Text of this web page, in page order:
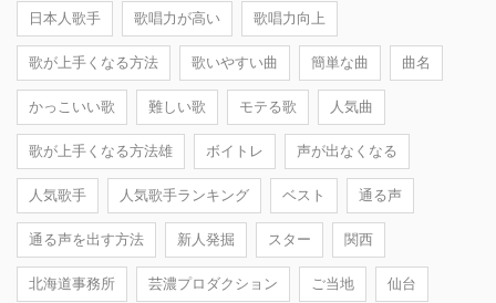
日本人歌手 歌唱力が高い 歌唱力向上
歌が上手くなる方法 歌いやすい曲 簡単な曲 曲名
かっこいい歌 難しい歌 モテる歌 人気曲
歌が上手くなる方法雄 ボイトレ 声が出なくなる
人気歌手 人気歌手ランキング ベスト 通る声
通る声を出す方法 新人発掘 スター 関西
北海道事務所 芸濃プロダクション ご当地 仙台